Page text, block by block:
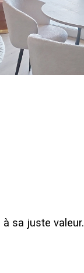
sa juste valeur.